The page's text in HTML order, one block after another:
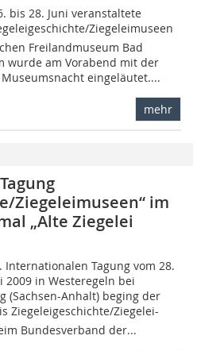
bis 28. Juni veranstaltete
Ziegeleimuseen
Freilandmuseum Bad
wurde am Vorabend mit der
eingeläutet....
mehr
Ziegeleimuseen“ im
„Alte Ziegelei
Internationalen Tagung vom 28.
2009 in Westeregeln bei
(Sachsen-Anhalt) beging der
Ziegeleigeschichte/Ziegelei­-
Bundesverband der...